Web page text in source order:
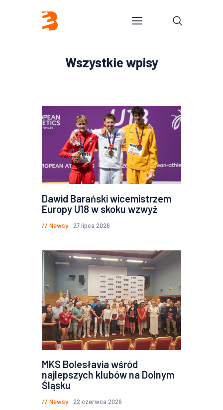
Wszystkie wpisy
Dawid Barański wicemistrzem
Europy U18 w skoku wzwyż
Newsy 27 lipca 2026
MKS Bolesłavia wśród
najlepszych klubów na Dolnym
Śląsku
Newsy 22 czerwca 2026